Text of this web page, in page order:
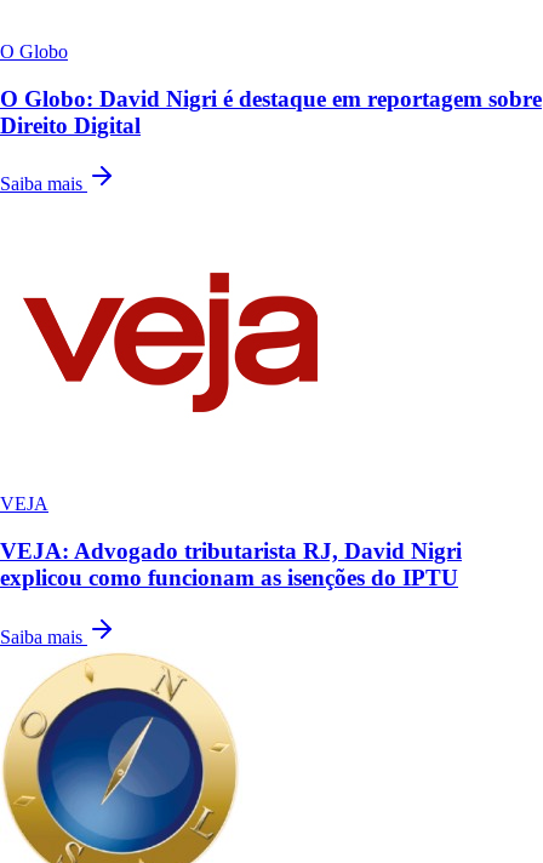
O Globo
O Globo: David Nigri é destaque em reportagem sobre
Direito Digital
Saiba mais
VEJA
VEJA: Advogado tributarista RJ, David Nigri
explicou como funcionam as isenções do IPTU
Saiba mais